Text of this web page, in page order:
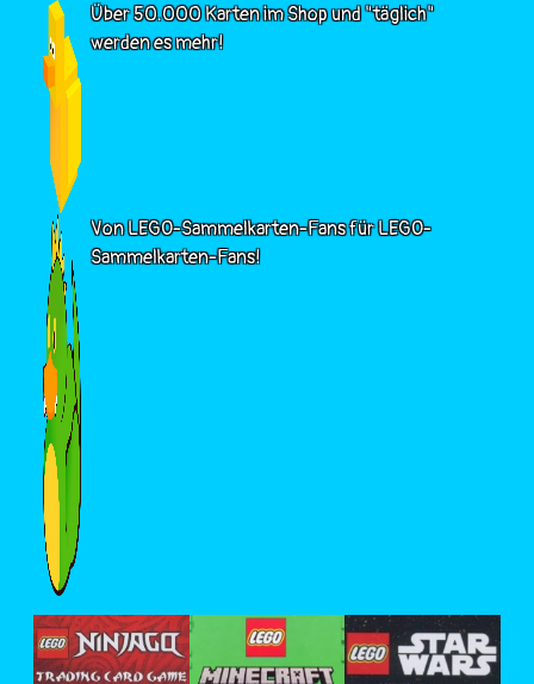
Über 50.000 Karten im Shop und "täglich"
werden es mehr!
Von LEGO-Sammelkarten-Fans für LEGO-
Sammelkarten-Fans!